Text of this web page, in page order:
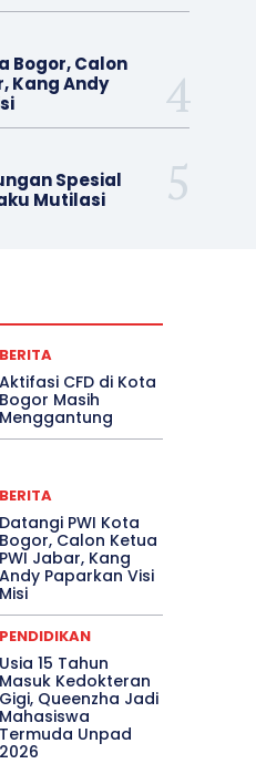
Bogor, Calon
Kang Andy
Spesial
Mutilasi
BERITA
Aktifasi CFD di Kota
Bogor Masih
Menggantung
BERITA
Datangi PWI Kota
Bogor, Calon Ketua
PWI Jabar, Kang
Andy Paparkan Visi
Misi
PENDIDIKAN
Usia 15 Tahun
Masuk Kedokteran
Gigi, Queenzha Jadi
Mahasiswa
Termuda Unpad
2026